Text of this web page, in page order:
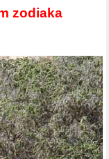
zodiaka